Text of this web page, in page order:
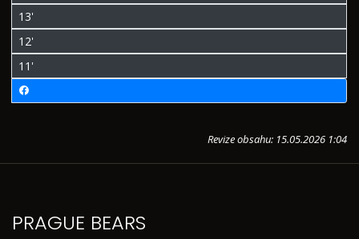
13'
12'
11'
Revize obsahu: 15.05.2026 1:04
PRAGUE BEARS